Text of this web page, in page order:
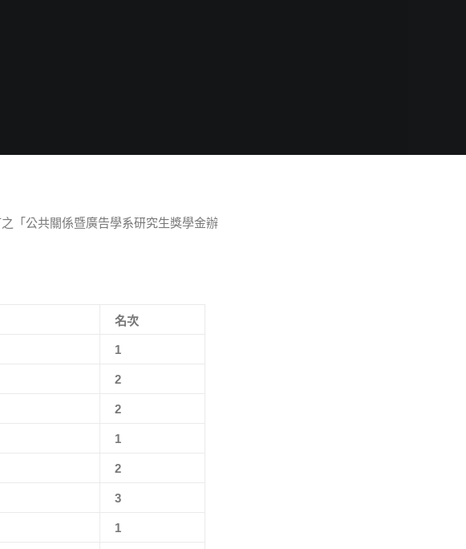
「公共關係暨廣告學系研究生獎學金辦
名次
1
2
2
1
2
3
1